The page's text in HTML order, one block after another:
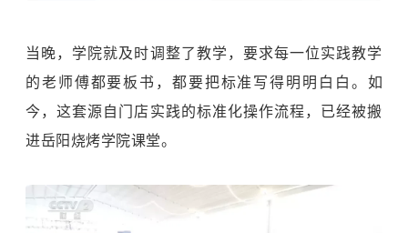
当晚，学院就及时调整了教学，要求每一位实践教学
的老师傅都要板书，都要把标准写得明明白白。如
今，这套源自门店实践的标准化操作流程，已经被搬
进岳阳烧烤学院课堂。